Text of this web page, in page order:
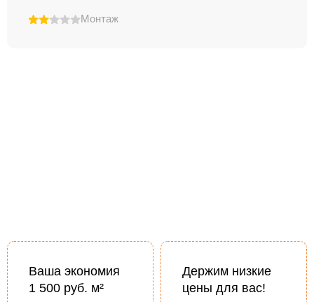
Монтаж
Ваша экономия
1 500 руб. м²
Держим низкие
цены для вас!